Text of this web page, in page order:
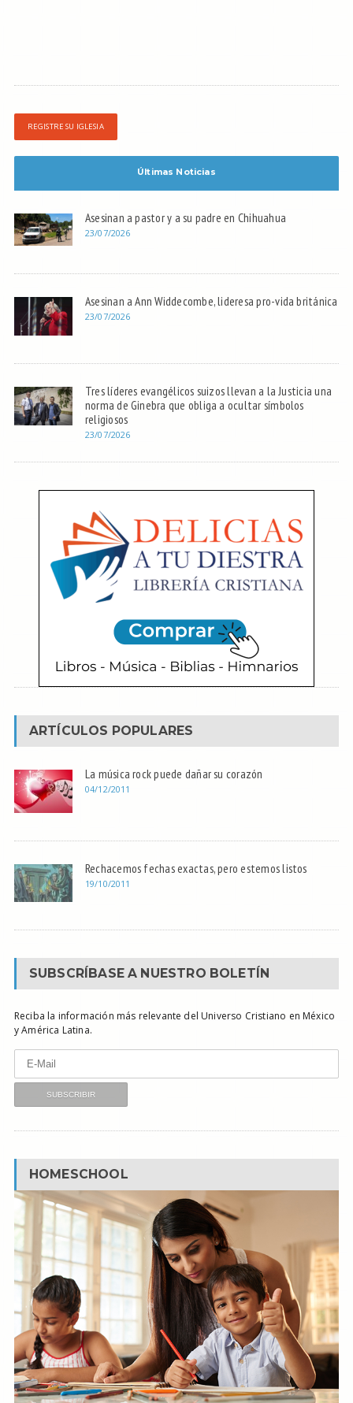
REGISTRE SU IGLESIA
Últimas Noticias
Asesinan a pastor y a su padre en Chihuahua
23/07/2026
Asesinan a Ann Widdecombe, lideresa pro-vida británica
23/07/2026
Tres líderes evangélicos suizos llevan a la Justicia una
norma de Ginebra que obliga a ocultar símbolos
religiosos
23/07/2026
ARTÍCULOS POPULARES
La música rock puede dañar su corazón
04/12/2011
Rechacemos fechas exactas, pero estemos listos
19/10/2011
SUBSCRÍBASE A NUESTRO BOLETÍN
Reciba la información más relevante del Universo Cristiano en México
y América Latina.
HOMESCHOOL